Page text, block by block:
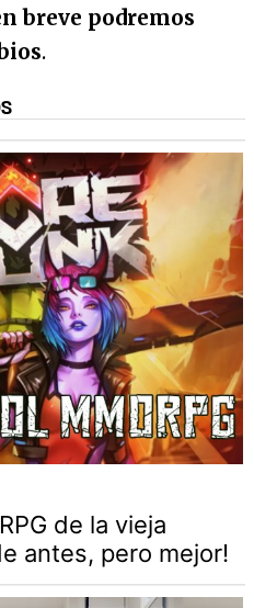
breve podremos
.
de la vieja
antes, pero mejor!